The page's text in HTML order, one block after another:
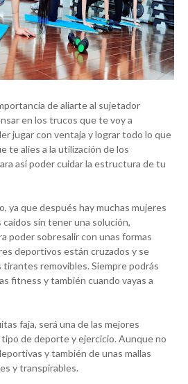
de aliarte al sujetador
en los trucos que te voy a
jugar con ventaja y lograr todo lo que
te alies a la utilización de los
así poder cuidar la estructura de tu
ya que después hay muchas mujeres
sin tener una solución,
poder sobresalir con unas formas
deportivos están cruzados y se
removibles. Siempre podrás
fitness y también cuando vayas a
faja, será una de las mejores
de deporte y ejercicio. Aunque no
y también de unas mallas
y transpirables.